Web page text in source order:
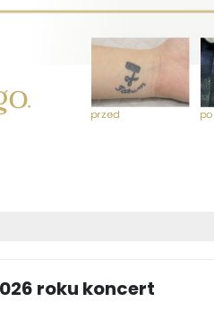
roku koncert